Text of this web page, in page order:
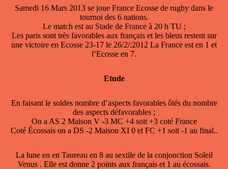
Samedi 16 Mars 2013 se joue France Ecosse de rugby dans le
tournoi des 6 nations.
Le match est au Stade de France à 20 h TU ;
Les paris sont très favorables aux français et les bleus restent sur
une victoire en Ecosse 23-17 le 26/2/:2012 La France est en 1 et
l’Ecosse en 7.
Etude
En faisant le soldes nombre d’aspects favorables ôtés du nombre
des aspects défavorables ;
On a AS 2 Maison V -3 MC +4 soit +3 coté France
Coté Écossais on a DS -2 Maison XI 0 et FC +1 soit -1 au final..
La lune en en Taureau en 8 au sextile de la conjonction Soleil
Venus . Elle est donne 2 points aux français et 1 au écossais.